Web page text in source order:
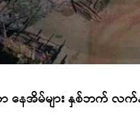
ာ နေအိမ်များ နှစ်ဘက် လ